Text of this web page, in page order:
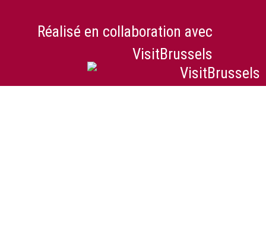
Réalisé en collaboration avec
VisitBrussels